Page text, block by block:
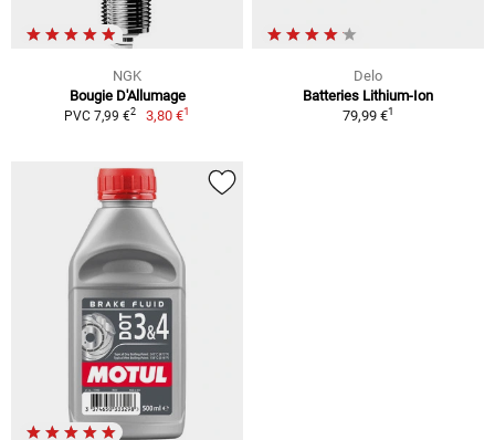
NGK
Bougie D'Allumage
PVC 7,99 €2 3,80 €1
Delo
Batteries Lithium-Ion
79,99 €1